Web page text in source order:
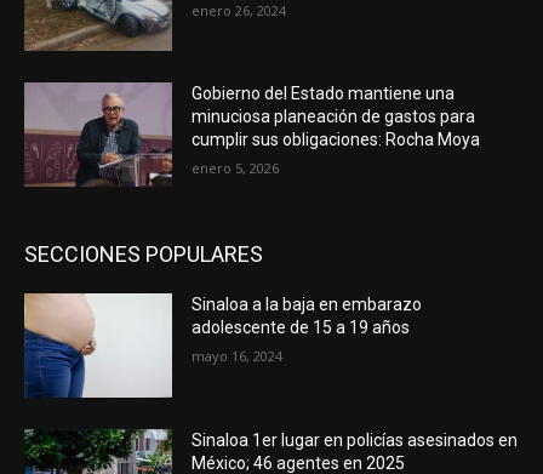
enero 26, 2024
Gobierno del Estado mantiene una
minuciosa planeación de gastos para
cumplir sus obligaciones: Rocha Moya
enero 5, 2026
SECCIONES POPULARES
Sinaloa a la baja en embarazo
adolescente de 15 a 19 años
mayo 16, 2024
Sinaloa 1er lugar en policías asesinados en
México; 46 agentes en 2025